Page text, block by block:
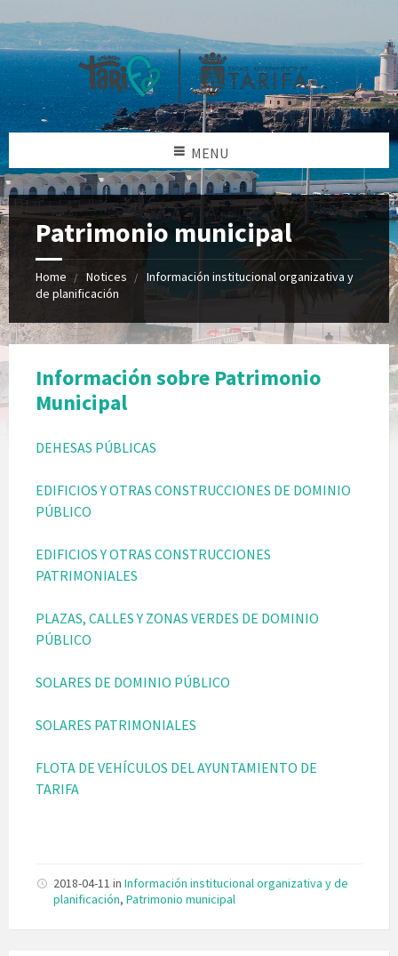
MENU
Patrimonio municipal
Home Notices
Información institucional organizativa y
de planificación
Información sobre Patrimonio
Municipal
DEHESAS PÚBLICAS
EDIFICIOS Y OTRAS CONSTRUCCIONES DE DOMINIO
PÚBLICO
EDIFICIOS Y OTRAS CONSTRUCCIONES
PATRIMONIALES
PLAZAS, CALLES Y ZONAS VERDES DE DOMINIO
PÚBLICO
SOLARES DE DOMINIO PÚBLICO
SOLARES PATRIMONIALES
FLOTA DE VEHÍCULOS DEL AYUNTAMIENTO DE
TARIFA
2018-04-11 in Información institucional organizativa y de
planificación, Patrimonio municipal